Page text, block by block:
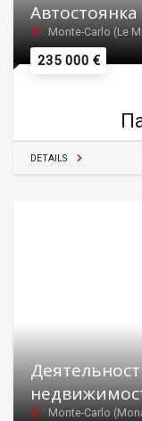
235 000 €
Monte-Carlo (Le
DETAILS
Monte-Carlo